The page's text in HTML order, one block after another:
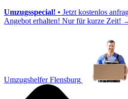
Umzugsspecial! • Jetzt kostenlos
Angebot erhalten! Nur für kurze Zeit!
Umzugshelfer Flensburg